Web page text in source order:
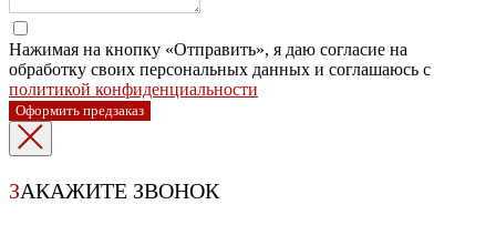
Нажимая на кнопку «Отправить», я даю согласие на
обработку своих персональных данных и соглашаюсь с
политикой конфиденциальности
Оформить предзаказ
ЗАКАЖИТЕ ЗВОНОК